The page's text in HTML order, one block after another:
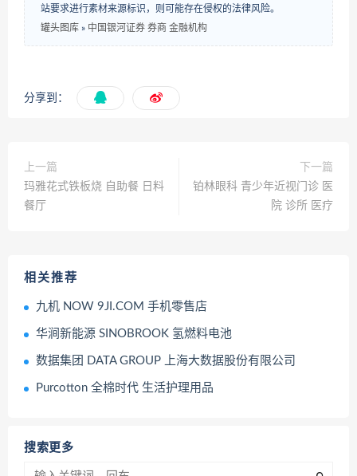
站要求进行素材来源标识，则可能存在侵权的法律风险。
罐头图库 » 中国银河证券 券商 金融机构
分享到：
上一篇
玛雅花式铁板烧 自助餐 日料
餐厅
下一篇
铂林眼科 青少年近视门诊 医
院 诊所 医疗
相关推荐
九机 NOW 9JI.COM 手机零售店
华涧新能源 SINOBROOK 氢燃料电池
数据集团 DATA GROUP 上海大数据股份有限公司
Purcotton 全棉时代 生活护理用品
搜索更多